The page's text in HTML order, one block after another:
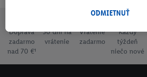
Doprava
zadarmo
nad 70 €¹
30 dní na
vrátenie
Vrátenie
zadarmo
Každý
týždeň
niečo nové
následne si vytvoríte účet Lidl Plus alebo sa
tiež vytvoriť špeciálny online identifikátor z
ktorú tam uvediete, aby sme vás mohli
ODMIETNUŤ